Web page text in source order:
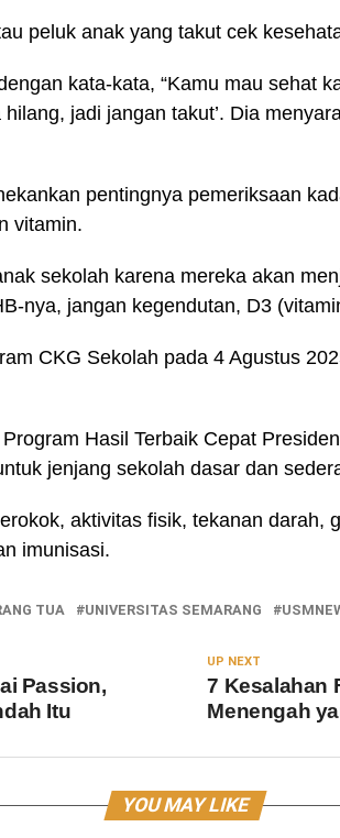
peluk anak yang takut cek
kata-kata, “Kamu mau sehat
jadi jangan takut’. Dia
pentingnya pemeriksaan
vitamin.
sekolah karena mereka akan
nya, jangan kegendutan, D3
CKG Sekolah pada 4 Agustus
Hasil Terbaik Cepat
jenjang sekolah dasar dan
aktivitas fisik, tekanan darah,
imunisasi.
TUA UNIVERSITAS SEMARANG
UP NEXT
7 Kesalahan
Menengah
Passion,
Itu
YOU MAY LIKE